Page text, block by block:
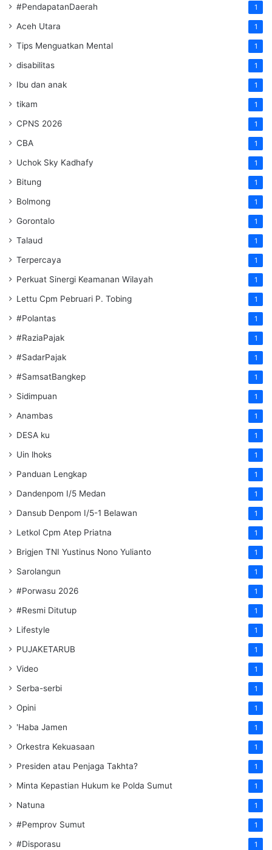
#PendapatanDaerah 1
Aceh Utara 1
Tips Menguatkan Mental 1
disabilitas 1
Ibu dan anak 1
tikam 1
CPNS 2026 1
CBA 1
Uchok Sky Kadhafy 1
Bitung 1
Bolmong 1
Gorontalo 1
Talaud 1
Terpercaya 1
Perkuat Sinergi Keamanan Wilayah 1
Lettu Cpm Pebruari P. Tobing 1
#Polantas 1
#RaziaPajak 1
#SadarPajak 1
#SamsatBangkep 1
Sidimpuan 1
Anambas 1
DESA ku 1
Uin lhoks 1
Panduan Lengkap 1
Dandenpom I/5 Medan 1
Dansub Denpom I/5-1 Belawan 1
Letkol Cpm Atep Priatna 1
Brigjen TNI Yustinus Nono Yulianto 1
Sarolangun 1
#Porwasu 2026 1
#Resmi Ditutup 1
Lifestyle 1
PUJAKETARUB 1
Video 1
Serba-serbi 1
Opini 1
'Haba Jamen 1
Orkestra Kekuasaan 1
Presiden atau Penjaga Takhta? 1
Minta Kepastian Hukum ke Polda Sumut 1
Natuna 1
#Pemprov Sumut 1
#Disporasu 1